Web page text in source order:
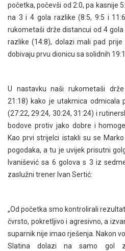
početka, počevši od 2:0, pa kasnije
na 3 i 4 gola razlike (8:5, 9:5 i
rukometaši drže distancui od 4
razlike (14:8), dolazi mali pad
dobivaju prvu dionicu sa solidnih
U nastavku naši rukometaši
21:18) kako je utakmica odmicala
(27:22, 29:24, 30:24, 31:24) i
bodove protiv jako dobre i
Kao prvi strijelci istakli su se
pogodaka, a tu je uvijek prisutni
Ivanišević sa 6 golova s 3 iz
zaslužni trener Ivan Sertić:
„Od početka smo kontrolirali
čvrsto, pokretljivo i agresivno, a
suparnik nije imao rješenja. Nakon
Slatina dolazi na samo gol